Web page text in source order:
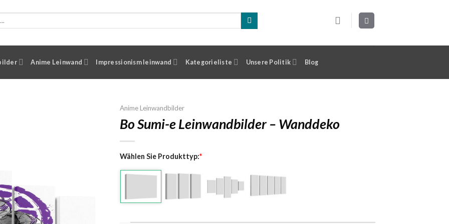
Anime Leinwand Impressionism leinwand Kategorieliste Unsere Politik Blog
Anime Leinwandbilder
Bo Sumi-e Leinwandbilder – Wanddeko
Wählen Sie Produkttyp:*